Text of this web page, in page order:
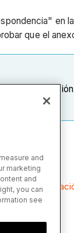
en
que el
pestaña
and
marketing
and
you can
see